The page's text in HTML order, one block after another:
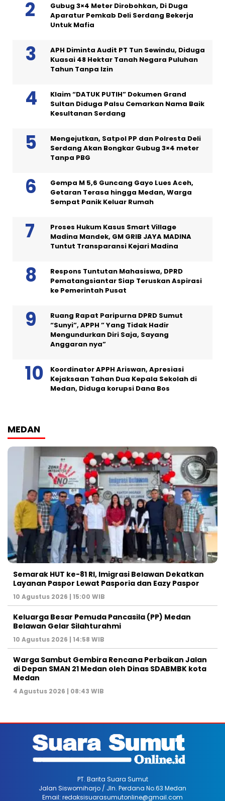
Gubug 3×4 Meter Dirobohkan, Di Duga
Aparatur Pemkab Deli Serdang Bekerja
Untuk Mafia
APH Diminta Audit PT Tun Sewindu, Diduga
Kuasai 48 Hektar Tanah Negara Puluhan
Tahun Tanpa Izin
Klaim “DATUK PUTIH” Dokumen Grand
Sultan Diduga Palsu Cemarkan Nama Baik
Kesultanan Serdang
Mengejutkan, Satpol PP dan Polresta Deli
Serdang Akan Bongkar Gubug 3×4 meter
Tanpa PBG
Gempa M 5,6 Guncang Gayo Lues Aceh,
Getaran Terasa hingga Medan, Warga
Sempat Panik Keluar Rumah
Proses Hukum Kasus Smart Village
Madina Mandek, GM GRIB JAYA MADINA
Tuntut Transparansi Kejari Madina
Respons Tuntutan Mahasiswa, DPRD
Pematangsiantar Siap Teruskan Aspirasi
ke Pemerintah Pusat
Ruang Rapat Paripurna DPRD Sumut
“Sunyi”, APPH ” Yang Tidak Hadir
Mengundurkan Diri Saja, Sayang
Anggaran nya”
Koordinator APPH Ariswan, Apresiasi
Kejaksaan Tahan Dua Kepala Sekolah di
Medan, Diduga korupsi Dana Bos
MEDAN
Semarak HUT ke-81 RI, Imigrasi Belawan Dekatkan
Layanan Paspor Lewat Pasporia dan Eazy Paspor
10 Agustus 2026 | 15:00 WIB
Keluarga Besar Pemuda Pancasila (PP) Medan
Belawan Gelar Silahturahmi
10 Agustus 2026 | 14:58 WIB
Warga Sambut Gembira Rencana Perbaikan Jalan
di Depan SMAN 21 Medan oleh Dinas SDABMBK kota
Medan
4 Agustus 2026 | 08:43 WIB
PT. Barita Suara Sumut
Jalan Siswomiharjo / Jln. Perdana No.63 Medan
Email: redaksisuarasumutonline@gmail.com